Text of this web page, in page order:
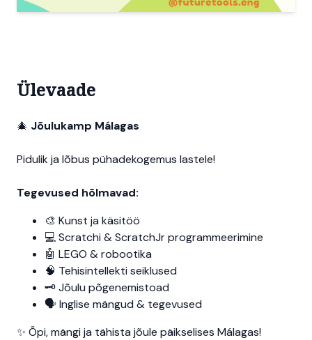
Ülevaade
🎄 Jõulukamp Málagas
Pidulik ja lõbus pühadekogemus lastele!
Tegevused hõlmavad:
🎨 Kunst ja käsitöö
💻 Scratchi & ScratchJr programmeerimine
🤖 LEGO & robootika
🧠 Tehisintellekti seiklused
🗝️ Jõulu põgenemistoad
🗣️ Inglise mängud & tegevused
✨ Õpi, mängi ja tähista jõule päikselises Málagas!